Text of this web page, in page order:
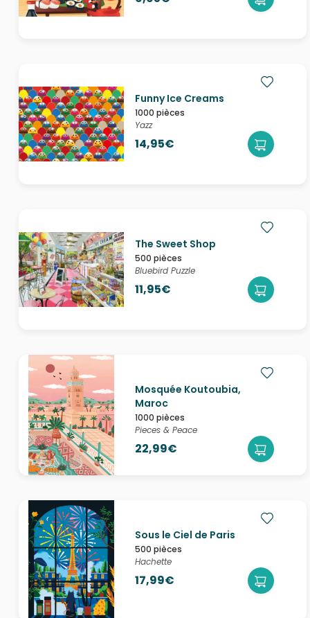
Funny Ice Creams
1000 pièces
Yazz
14,95€
The Sweet Shop
500 pièces
Bluebird Puzzle
11,95€
Mosquée Koutoubia,
Maroc
1000 pièces
Pieces & Peace
22,99€
Sous le Ciel de Paris
500 pièces
Hachette
17,99€